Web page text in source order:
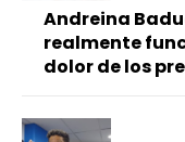
Andreina
realmente
dolor de los